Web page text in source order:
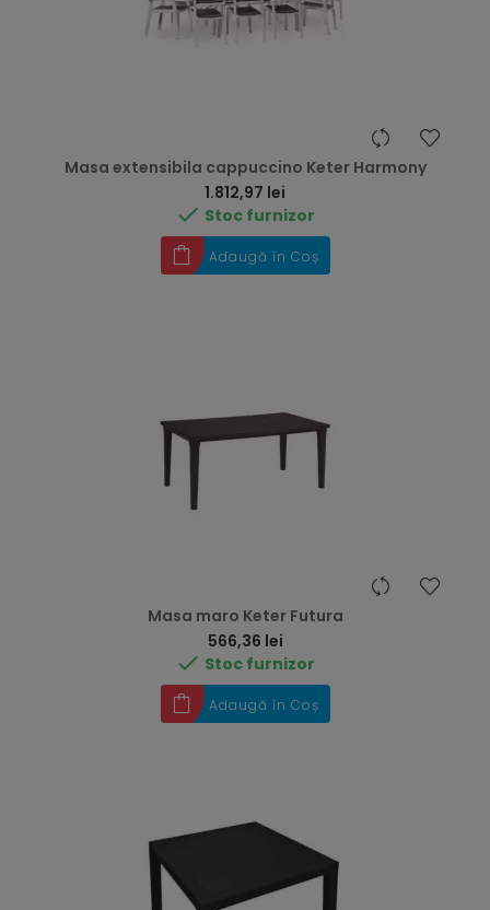
Masa extensibila cappuccino Keter Harmony
1.812,97 lei
 Stoc furnizor
Adaugă în Coș
Masa maro Keter Futura
566,36 lei
 Stoc furnizor
Adaugă în Coș